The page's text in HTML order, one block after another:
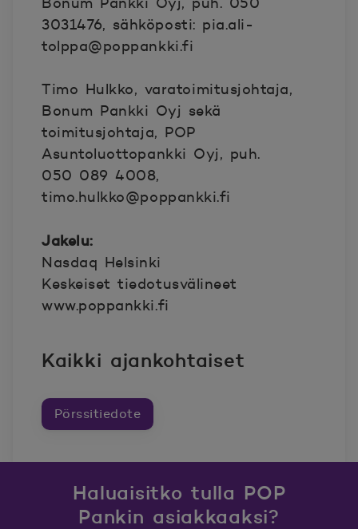
3031476, sähköposti: pia.ali-
tolppa@poppankki.fi
Timo Hulkko, varatoimitusjohtaja,
Bonum Pankki Oyj sekä
toimitusjohtaja, POP
Asuntoluottopankki Oyj, puh.
050 089 4008,
timo.hulkko@poppankki.fi
Jakelu:
Nasdaq Helsinki
Keskeiset tiedotusvälineet
www.poppankki.fi
Kaikki ajankohtaiset
Pörssitiedote
Haluaisitko tulla POP
Pankin asiakkaaksi?